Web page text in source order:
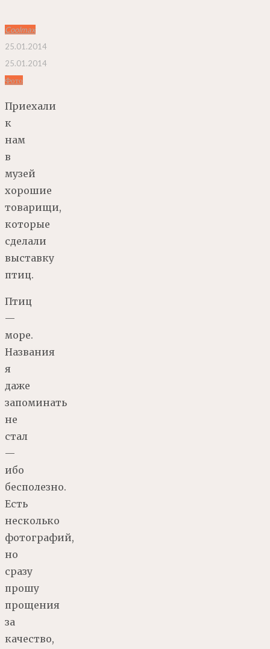
Coolmax
25.01.2014
25.01.2014
Фото
Приехали
к
нам
в
музей
хорошие
товарищи,
которые
сделали
выставку
птиц.
Птиц
—
море.
Названия
я
даже
запоминать
не
стал
—
ибо
бесполезно.
Есть
несколько
фотографий,
но
сразу
прошу
прощения
за
качество,